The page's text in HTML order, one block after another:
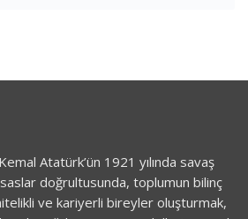
Atatürk’ün 1921 yılında savaş
doğrultusunda, toplumun bilinç
ve kariyerli bireyler oluşturmak,